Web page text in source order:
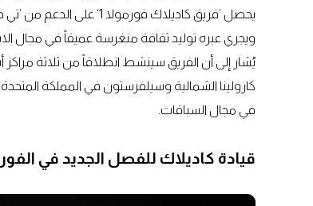
يحصل ’فريق كاديلاك
ويجري عبره توليد ثقافة منغرسة عميقاً في مجال
يُشار إلى أن الفريق سينشط انطلاقاً من ثلاثة
كارولينا الشمالية وسيلفرستون في المملكة المتحدة
في مجال السباقات.
قيادة كاديلاك للفصل الجديد في